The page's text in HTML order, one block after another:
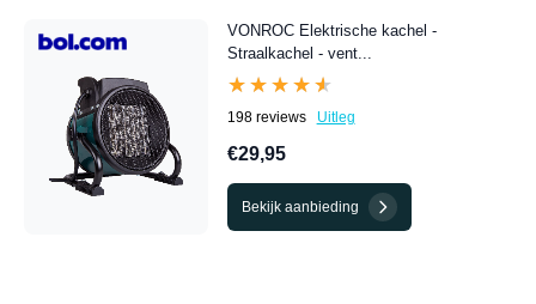
VONROC Elektrische kachel -
Straalkachel - vent...
★★★★★
★★★★★
198 reviews Uitleg
€29,95
Bekijk aanbieding